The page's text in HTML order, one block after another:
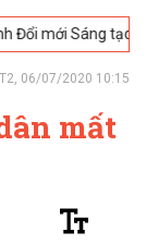
Sáng tạo trong
T2, 06/07/2020 10:15
mất